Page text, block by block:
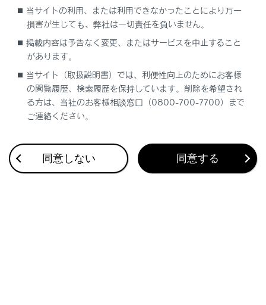
検索履歴
履歴がありません
ブックマーク あとで読む
当サイトの利用、または利用できなかったことにより万一
損害が生じても、弊社は一切責任を負いません。
掲載内容は予告なく変更、またはサービスを中止すること
があります。
当サイト（取扱説明書）では、利便性向上のためにお客様
の閲覧履歴、検索履歴を保持しています。削除を希望され
る方は、当社のお客様相談窓口（0800-700-7700）まで
ご連絡ください。
同意しない 同意する